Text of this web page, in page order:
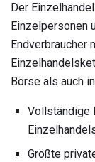
Der
Einzelpersonen
Endverbraucher
Börse als auch
Vollständige
Größte